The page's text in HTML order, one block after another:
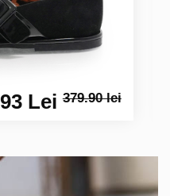
Lei379.90 lei